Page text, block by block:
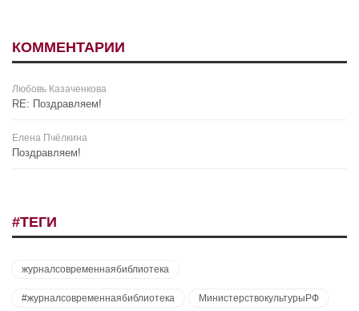
КОММЕНТАРИИ
Любовь Казаченкова
RE: Поздравляем!
Елена Пчёлкина
Поздравляем!
#ТЕГИ
журналсовременнаябиблиотека
#журналсовременнаябиблиотека МинистерствокультурыРФ